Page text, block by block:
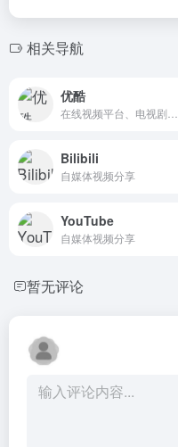
相关导航
优酷
Bilibili
自媒体视频分享
YouTube
自媒体视频分享
暂无评论